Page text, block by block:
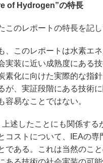
of Hydrogen”の特長
のレポートの特長を記し
このレポートは水素エ
実装に近い成熟度にある
素化に向けた実際的な指
が、実証段階にある技術
容易なことではない。
述したことにも関係する
コストについて、IEAの
である。これは当然のこ